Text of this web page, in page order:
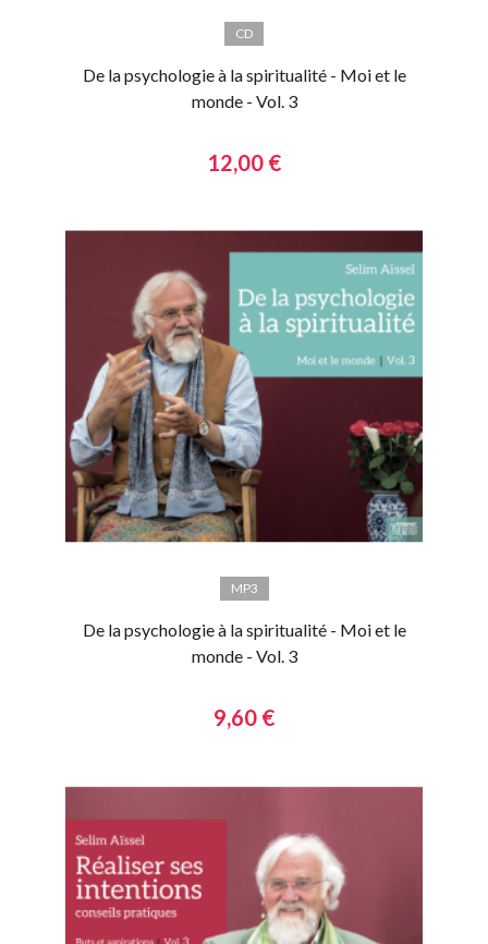
CD
De la psychologie à la spiritualité - Moi et le
monde - Vol. 3
12,00 €
MP3
De la psychologie à la spiritualité - Moi et le
monde - Vol. 3
9,60 €